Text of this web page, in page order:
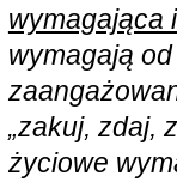
wymagająca
wymagają
„zakuj, zdaj,
życiowe